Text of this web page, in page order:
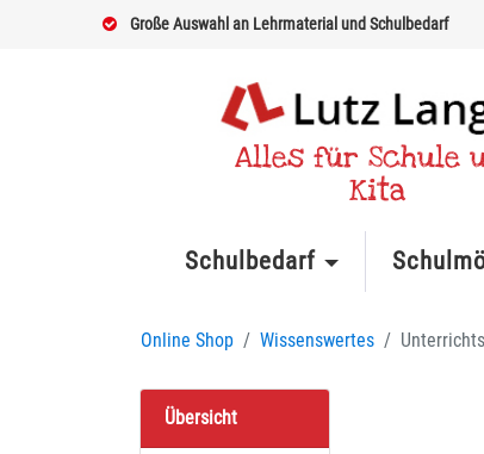
Große Auswahl an Lehrmaterial und Schulbedarf
Alles für Schule
Kita
Schulbedarf
Online Shop Wissenswertes
Übersicht